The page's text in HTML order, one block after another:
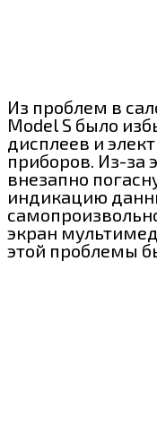
Из проблем в
Model S было
дисплеев и
приборов. Из-за
внезапно
индикацию
экран
этой проблемы